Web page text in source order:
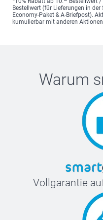
Bestellwert (für Lieferungen in
Economy-Paket & A-Briefpost).
kumulierbar mit anderen
Warum
Vollgarantie